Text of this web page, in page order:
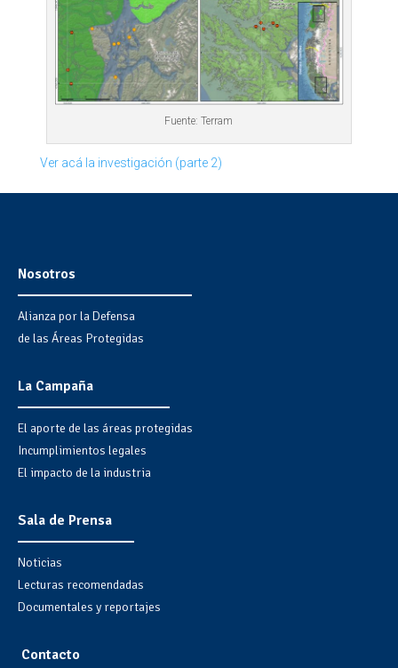
Fuente: Terram
Ver acá la investigación (parte 2)
Nosotros
Alianza por la Defensa
de las Áreas Protegidas
La Campaña
El aporte de las áreas protegidas
Incumplimientos legales
El impacto de la industria
Sala de Prensa
Noticias
Lecturas recomendadas
Documentales y reportajes
Contacto